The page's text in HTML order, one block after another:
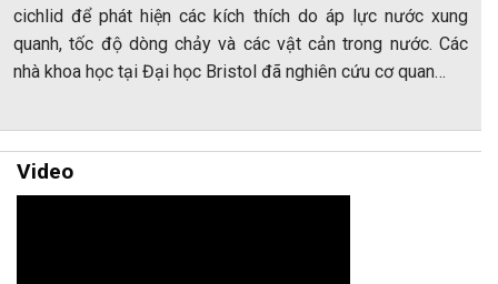
cichlid để phát hiện các kích thích do áp lực nước xung
quanh, tốc độ dòng chảy và các vật cản trong nước. Các
nhà khoa học tại Đại học Bristol đã nghiên cứu cơ quan…
Video